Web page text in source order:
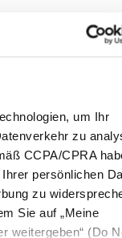
um Ihr
zu
CCPA/CPRA
Ihrer persönlichen
zu
Sie auf „Meine
weitergeben“ (Do
Sie exklusive